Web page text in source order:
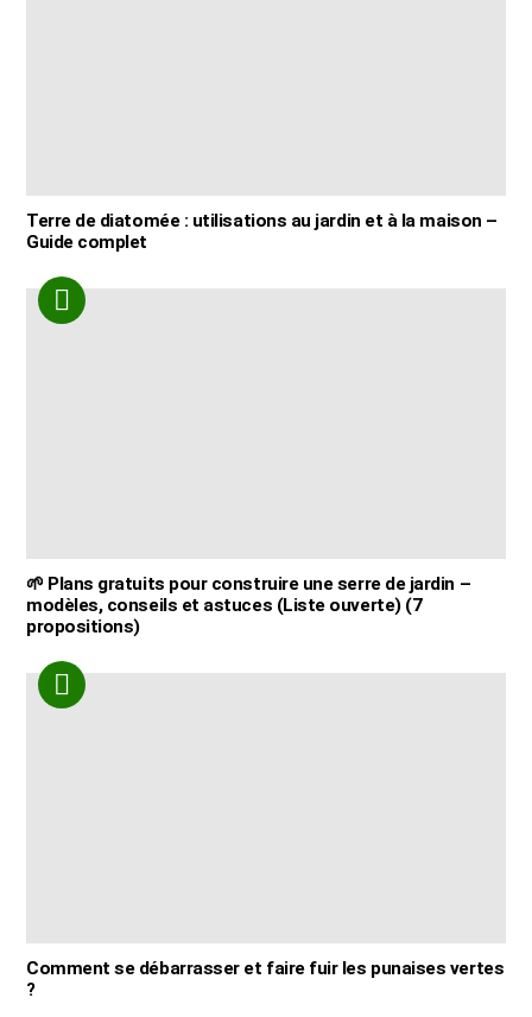
Terre de diatomée : utilisations au jardin et à la maison –
Guide complet
🌱 Plans gratuits pour construire une serre de jardin –
modèles, conseils et astuces (Liste ouverte) (7
propositions)
Comment se débarrasser et faire fuir les punaises vertes
?